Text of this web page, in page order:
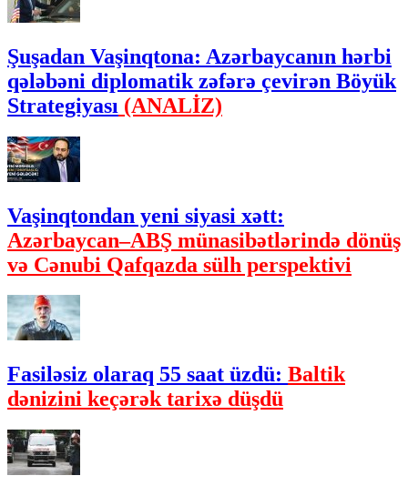
Şuşadan Vaşinqtona: Azərbaycanın hərbi
qələbəni diplomatik zəfərə çevirən Böyük
Strategiyası (ANALİZ)
Vaşinqtondan yeni siyasi xətt:
Azərbaycan–ABŞ münasibətlərində dönüş
və Cənubi Qafqazda sülh perspektivi
Fasiləsiz olaraq 55 saat üzdü: Baltik
dənizini keçərək tarixə düşdü